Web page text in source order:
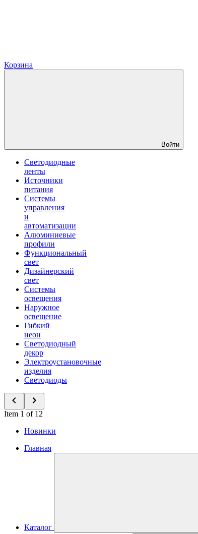
Корзина
Войти
Светодиодные
ленты
Источники
питания
Системы
управления
и
автоматизации
Алюминиевые
профили
Функциональный
свет
Дизайнерский
свет
Системы
освещения
Наружное
освещение
Гибкий
неон
Светодиодный
декор
Электроустановочные
изделия
Светодиоды
Item 1 of 12
Новинки
Главная
Каталог